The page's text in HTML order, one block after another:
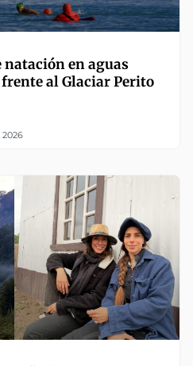
natación en aguas
al Glaciar Perito
2026